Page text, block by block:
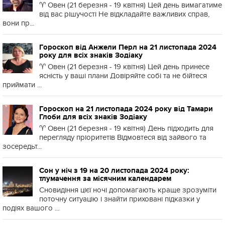
♈️ Овен (21 березня - 19 квітня) Цей день вимагатиме
від вас рішучості Не відкладайте важливих справ,
вони пр...
Гороскоп від Анжели Перл на 21 листопада 2024
року для всіх знаків Зодіаку
♈️ Овен (21 березня - 19 квітня) Цей день принесе
ясність у ваші плани Довіряйте собі та не бійтеся
приймати ...
Гороскоп на 21 листопада 2024 року від Тамари
Глоби для всіх знаків Зодіаку
♈️ Овен (21 березня - 19 квітня) День підходить для
перегляду пріоритетів Відмовтеся від зайвого та
зосередьт...
Сон у ніч з 19 на 20 листопада 2024 року:
тлумачення за місячним календарем
Сновидіння цієї ночі допомагають краще зрозуміти
поточну ситуацію і знайти приховані підказки у
подіях вашого ...